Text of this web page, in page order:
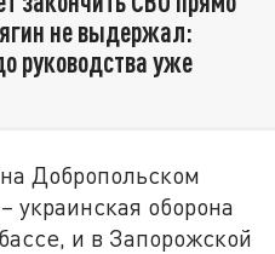
не выдержал:
руководства уже
Добропольском
украинская оборона
и в Запорожской